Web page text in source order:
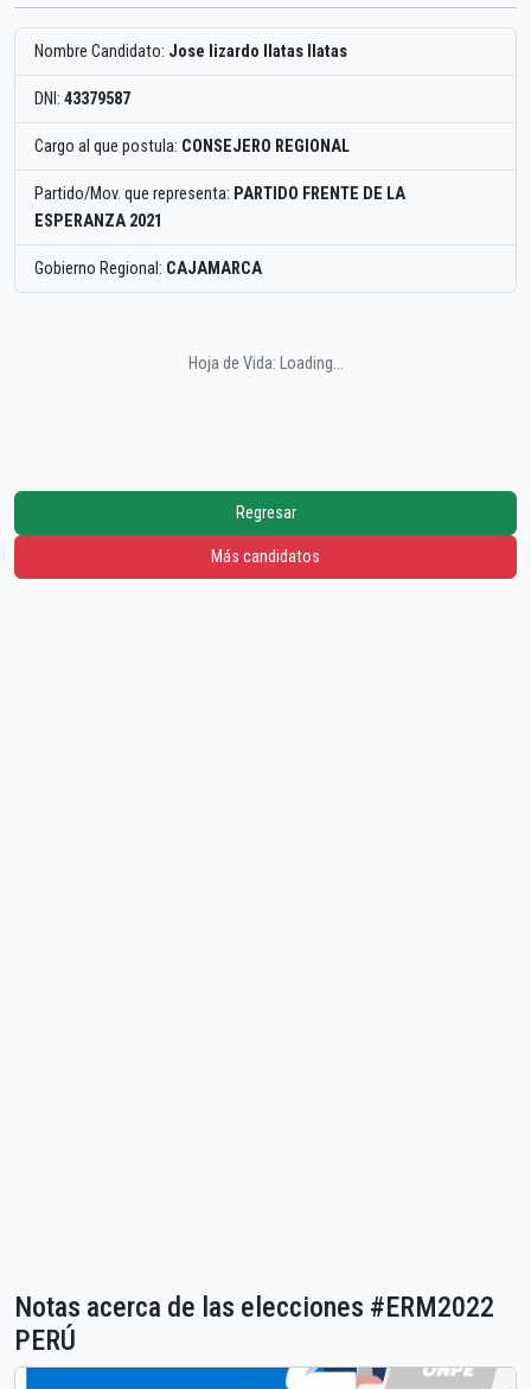
Nombre Candidato: Jose lizardo llatas llatas
DNI: 43379587
Cargo al que postula: CONSEJERO REGIONAL
Partido/Mov. que representa: PARTIDO FRENTE DE LA
ESPERANZA 2021
Gobierno Regional: CAJAMARCA
Hoja de Vida: Loading...
Regresar
Más candidatos
Notas acerca de las elecciones #ERM2022
PERÚ